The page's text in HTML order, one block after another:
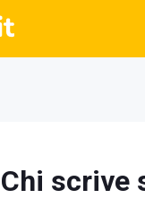
Chi scrive